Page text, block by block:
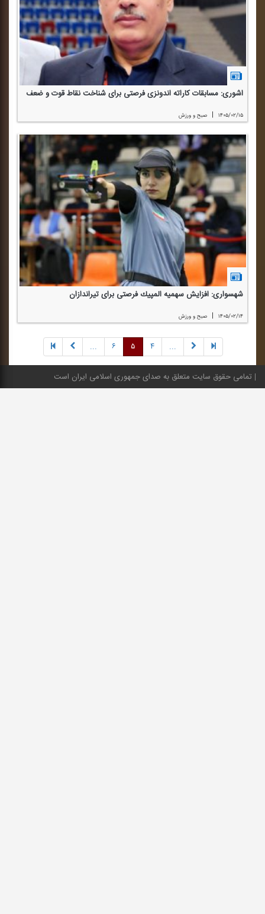
اشوری: مسابقات كاراته اندونزی فرصتی برای شناخت نقاط قوت و ضعف
۱۴۰۵/۰۲/۱۵ | صبح و ورزش
شهسواری: افزایش سهمیه المپیك فرصتی برای تیراندازان
۱۴۰۵/۰۲/۱۴ | صبح و ورزش
... ۴ ۵ ۶ ...
تمامی حقوق سایت متعلق به صدای جمهوری اسلامی ایران است